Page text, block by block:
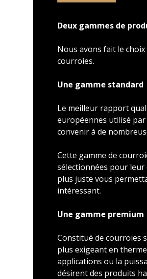
Deux gammes de
Nous avons fait le
courroies.
Une gamme standard
Le meilleur rapport
européennes utilisé
convenir à de
Cette gamme de
sélectionnées pour leur
plus juste vous
intéressant.
Une gamme premium
Constitué de courroies
plus exigeant en
applications ou la
désirent des produits